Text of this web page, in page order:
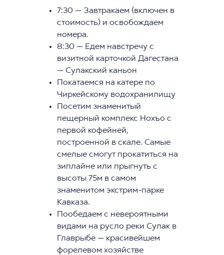
7:30 — Завтракаем (включен в
стоимость) и освобождаем
номера.
8:30 — Едем навстречу с
визитной карточкой Дагестана
— Сулакский каньон
Покатаемся на катере по
Чиркейскому водохранилищу
Посетим знаменитый
пещерный комплекс Нохъо с
первой кофейней,
построенной в скале. Самые
смелые смогут прокатиться на
зиплайне или прыгнуть с
высоты 75м в самом
знаменитом экстрим-парке
Кавказа.
Пообедаем с невероятными
видами на русло реки Сулак в
Главрыбе — красивейшем
форелевом хозяйстве